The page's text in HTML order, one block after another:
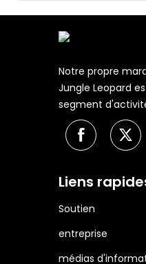
Notre propre
Jungle Leopard
segment
Liens
Soutien
entreprise
médias